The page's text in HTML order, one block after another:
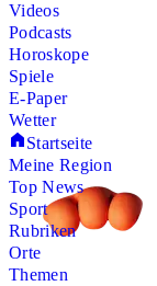
Videos
Podcasts
Horoskope
Spiele
E-Paper
Wetter
Startseite
Meine Region
Top News
Sport
Rubriken
Orte
Themen